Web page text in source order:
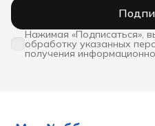
Нажимая «Подписаться»,
обработку указанных
получения